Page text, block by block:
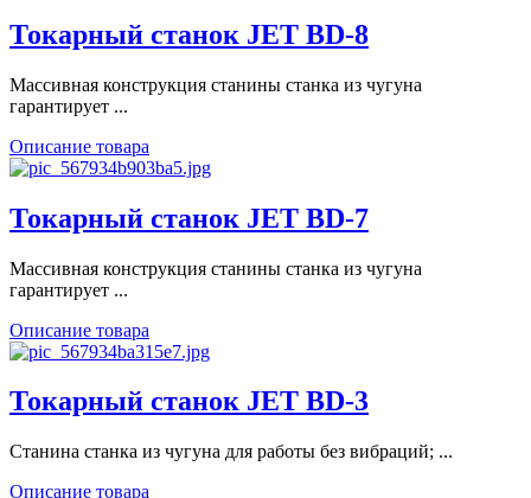
Токарный станок JET BD-8
Массивная конструкция станины станка из чугуна
гарантирует ...
Описание товара
Токарный станок JET BD-7
Массивная конструкция станины станка из чугуна
гарантирует ...
Описание товара
Токарный станок JET BD-3
Станина станка из чугуна для работы без вибраций; ...
Описание товара